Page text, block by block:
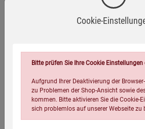
Cookie-
Bitte prüfen Sie Ihre Cookie Einstellungen
Aufgrund Ihrer Deaktivierung der
zu Problemen der Shop-Ansicht sowie
kommen. Bitte aktivieren Sie die Cookie-
sich problemlos auf unserer Webseite zu